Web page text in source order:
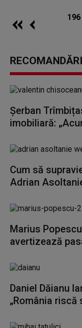
196
Șerban
imobiliară:
Cum să
Adrian
Marius
avertizează
Daniel Dăianu
„România riscă